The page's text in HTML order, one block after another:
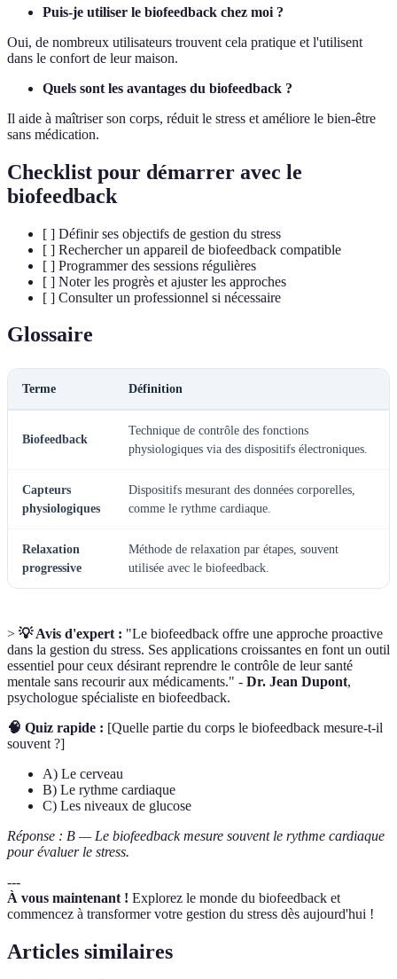
Puis-je utiliser le biofeedback chez moi ?
Oui, de nombreux utilisateurs trouvent cela pratique et l'utilisent
dans le confort de leur maison.
Quels sont les avantages du biofeedback ?
Il aide à maîtriser son corps, réduit le stress et améliore le bien-être
sans médication.
Checklist pour démarrer avec le
biofeedback
[ ] Définir ses objectifs de gestion du stress
[ ] Rechercher un appareil de biofeedback compatible
[ ] Programmer des sessions régulières
[ ] Noter les progrès et ajuster les approches
[ ] Consulter un professionnel si nécessaire
Glossaire
Terme Définition
Biofeedback
Technique de contrôle des fonctions
physiologiques via des dispositifs électroniques.
Capteurs
physiologiques
Dispositifs mesurant des données corporelles,
comme le rythme cardiaque.
Relaxation
progressive
Méthode de relaxation par étapes, souvent
utilisée avec le biofeedback.
> 💡 Avis d'expert : "Le biofeedback offre une approche proactive
dans la gestion du stress. Ses applications croissantes en font un outil
essentiel pour ceux désirant reprendre le contrôle de leur santé
mentale sans recourir aux médicaments." - Dr. Jean Dupont,
psychologue spécialiste en biofeedback.
🧠 Quiz rapide : [Quelle partie du corps le biofeedback mesure-t-il
souvent ?]
A) Le cerveau
B) Le rythme cardiaque
C) Les niveaux de glucose
Réponse : B — Le biofeedback mesure souvent le rythme cardiaque
pour évaluer le stress.
---
À vous maintenant ! Explorez le monde du biofeedback et
commencez à transformer votre gestion du stress dès aujourd'hui !
Articles similaires